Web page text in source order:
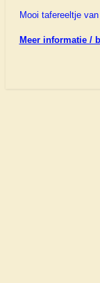
Mooi tafereeltje
Meer informatie /